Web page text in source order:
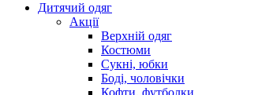
Дитячий одяг
Акції
Верхній одяг
Костюми
Сукні, юбки
Боді, чоловічки
Кофти, футболки